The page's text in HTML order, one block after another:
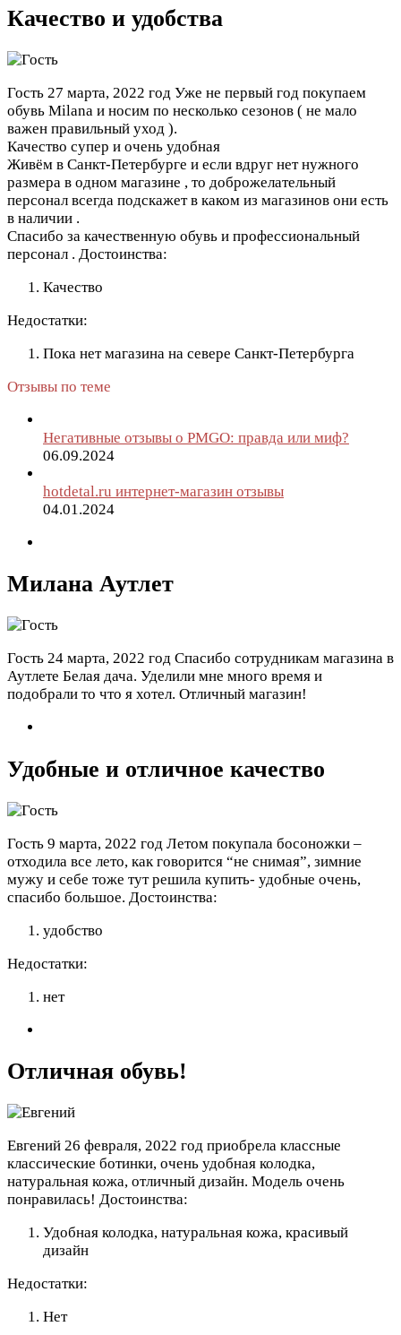
Качество и удобства
Гость 27 марта, 2022 год Уже не первый год покупаем
обувь Milana и носим по несколько сезонов ( не мало
важен правильный уход ).
Качество супер и очень удобная
Живём в Санкт-Петербурге и если вдруг нет нужного
размера в одном магазине , то доброжелательный
персонал всегда подскажет в каком из магазинов они есть
в наличии .
Спасибо за качественную обувь и профессиональный
персонал . Достоинства:
Качество
Недостатки:
Пока нет магазина на севере Санкт-Петербурга
Отзывы по теме
Негативные отзывы о PMGO: правда или миф?
06.09.2024
hotdetal.ru интернет-магазин отзывы
04.01.2024
Милана Аутлет
Гость 24 марта, 2022 год Спасибо сотрудникам магазина в
Аутлете Белая дача. Уделили мне много время и
подобрали то что я хотел. Отличный магазин!
Удобные и отличное качество
Гость 9 марта, 2022 год Летом покупала босоножки –
отходила все лето, как говорится “не снимая”, зимние
мужу и себе тоже тут решила купить- удобные очень,
спасибо большое. Достоинства:
удобство
Недостатки:
нет
Отличная обувь!
Евгений 26 февраля, 2022 год приобрела классные
классические ботинки, очень удобная колодка,
натуральная кожа, отличный дизайн. Модель очень
понравилась! Достоинства:
Удобная колодка, натуральная кожа, красивый
дизайн
Недостатки:
Нет